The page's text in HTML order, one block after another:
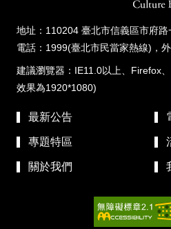
地址：110204 臺北市信義區市府
電話：1999(臺北市民當家熱線)，
建議瀏覽器：IE11.0以上、Firefox
效果為1920*1080)
最新公告
專題特區
關於我們